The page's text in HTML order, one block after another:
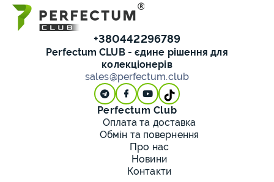
+380442296789
Perfectum CLUB - єдине рішення для
колекціонерів
sales@perfectum.club
Perfectum Club
Оплата та доставка
Обмін та повернення
Про нас
Новини
Контакти